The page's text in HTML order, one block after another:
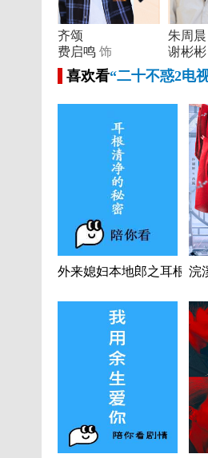
齐颂
费启鸣 饰
朱周晨
谢彬彬
喜欢看“二十不惑2电
外来媳妇本地郎之耳根清浣